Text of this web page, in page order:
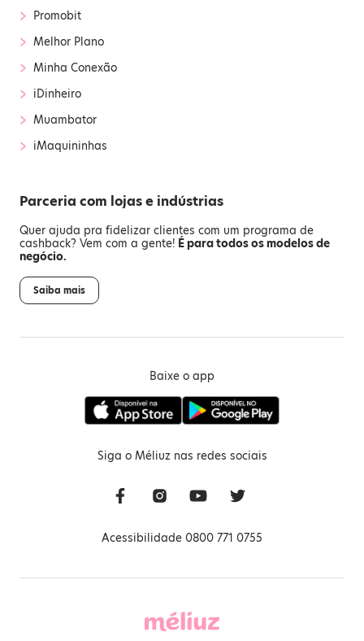
› Promobit
› Melhor Plano
› Minha Conexão
› iDinheiro
› Muambator
› iMaquininhas
Parceria com lojas e indústrias
Quer ajuda pra fidelizar clientes com um programa de
cashback? Vem com a gente! É para todos os modelos de
negócio.
Saiba mais
Baixe o app
Siga o Méliuz nas redes sociais
Acessibilidade 0800 771 0755